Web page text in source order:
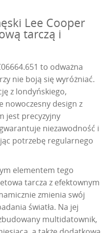
Lee Cooper
tarczą i
to odważna
nie boją się wyróżniać.
z londyńskiego,
nowoczesny design z
jest precyzyjny
niezawodność i
potrzebę regularnego
elementem tego
tarcza z efektownym
zmienia swój
światła. Na jej
multidatownik,